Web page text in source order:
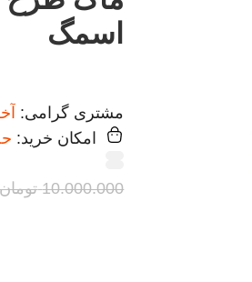
اسمگ
مشتری گرامی:
امکان خرید:
10.000.000 تومان